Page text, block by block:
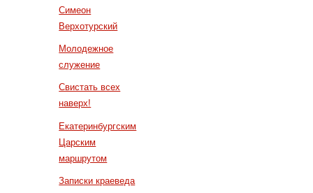
Симеон
Верхотурский
Молодежное
служение
Свистать всех
наверх!
Екатеринбургским
Царским
маршрутом
Записки краеведа